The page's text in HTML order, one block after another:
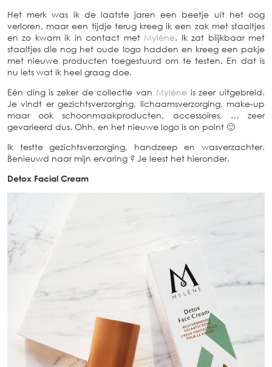
Het merk was ik de laatste jaren een beetje uit het oog
verloren, maar een tijdje terug kreeg ik een zak met staaltjes
en zo kwam ik in contact met Mylène. Ik zat blijkbaar met
staaltjes die nog het oude logo hadden en kreeg een pakje
met nieuwe producten toegestuurd om te testen. En dat is
nu iets wat ik heel graag doe.
Eén ding is zeker de collectie van Mylèneis zeer uitgebreid.
Je vindt er gezichtsverzorging, lichaamsverzorging, make-up
maar ook schoonmaakproducten, accessoires, … zeer
gevarieerd dus. Ohh, en het nieuwe logo is on point 🙂
Ik testte gezichtsverzorging, handzeep en wasverzachter.
Benieuwd naar mijn ervaring ? Je leest het hieronder.
Detox Facial Cream